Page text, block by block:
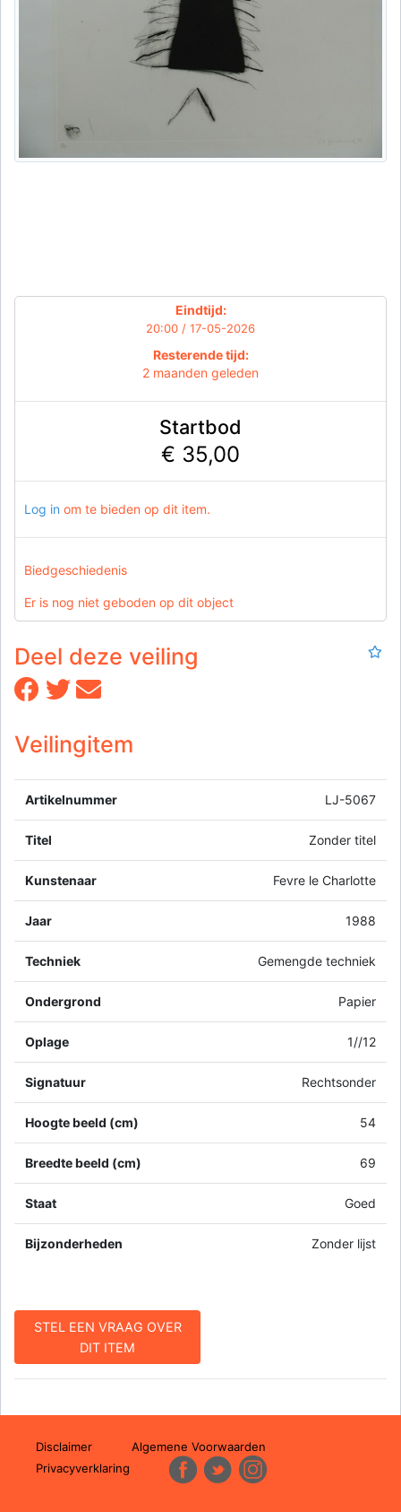
Eindtijd:
20:00 / 17-05-2026
Resterende tijd:
2 maanden geleden
Startbod
€ 35,00
Log in om te bieden op dit item.
Biedgeschiedenis
Er is nog niet geboden op dit object
Deel deze veiling
Veilingitem
Artikelnummer LJ-5067
Titel Zonder titel
Kunstenaar Fevre le Charlotte
Jaar 1988
Techniek Gemengde techniek
Ondergrond Papier
Oplage 1//12
Signatuur Rechtsonder
Hoogte beeld (cm) 54
Breedte beeld (cm) 69
Staat Goed
Bijzonderheden Zonder lijst
STEL EEN VRAAG OVER
DIT ITEM
Disclaimer
Algemene Voorwaarden
Privacyverklaring